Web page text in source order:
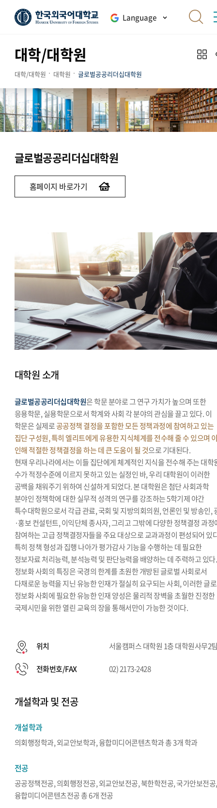
Language
대학/대학원
대학/대학원 대학원 글로벌공공리더십대학원
글로벌공공리더십대학원
홈페이지 바로가기
대학원 소개
글로벌공공리더십대학원은 학문 분야로 그 연구 가치가 높으며 또한
응용학문, 실용학문으로서 학계와 사회 각 분야의 관심을 끌고 있다. 이
학문은 실제로공공정책 결정을 포함한 모든 정책과정에 참여하고 있는
집단 구성원, 특히 엘리트에게 유용한 지식체계를 전수해 줄 수 있으며
인해 적절한 정책결정을 하는 데 큰 도움이 될 것으로 기대된다.
현재 우리나라에서는 이들 집단에게 체계적인 지식을 전수해 주는 대학
수가 적정수준에 이르지 못하고 있는 실정인 바, 우리 대학원이 이러한
공백을 채워주기 위하여 신설하게 되었다. 본 대학원은 첨단 사회과학
분야인 정책학에 대한 실무적 성격의 연구를 강조하는 5학기제 야간
특수대학원으로서 각급 관료, 국회 및 지방의회의원, 언론인 및 방송인,
·홍보 컨설턴트, 이익단체 종사자, 그리고 그밖에 다양한 정책결정 과정
참여하는 고급 정책결정자들을 주요 대상으로 교과과정이 편성되어 있
특히 정책 형성과 집행 나아가 평가감사 기능을 수행하는 데 필요한
정보자료 처리능력, 분석능력 및 판단능력을 배양하는 데 주력하고 있다.
정보화 사회의 특징은 국경의 한계를 초원한 개방된 글로벌 사회로서
다채로운 능력을 지닌 유능한 인재가 절실히 요구되는 사회, 이러한 글
정보화 사회에 필요한 유능한 인재 양성은 물리적 장벽을 초월한 진정한
국제시민을 위한 열린 교육의 장을 통해서만이 가능한 것이다.
위치 서울캠퍼스 대학원 1층 대학원사무2
전화번호/FAX 02) 2173-2428
개설학과 및 전공
개설학과
의회행정학과, 외교안보학과, 융합미디어콘텐츠학과 총 3개 학과
전공
공공정책전공, 의회행정전공, 외교안보전공, 북한학전공, 국가안보전공,
융합미디어콘텐츠전공 총 6개 전공